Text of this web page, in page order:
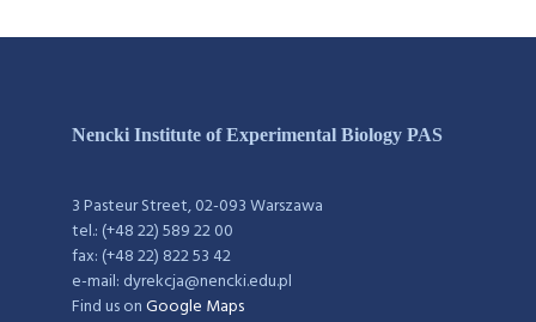
Nencki Institute of Experimental Biology PAS
3 Pasteur Street, 02-093 Warszawa
tel.: (+48 22) 589 22 00
fax: (+48 22) 822 53 42
e-mail: dyrekcja@nencki.edu.pl
Find us onGoogle Maps